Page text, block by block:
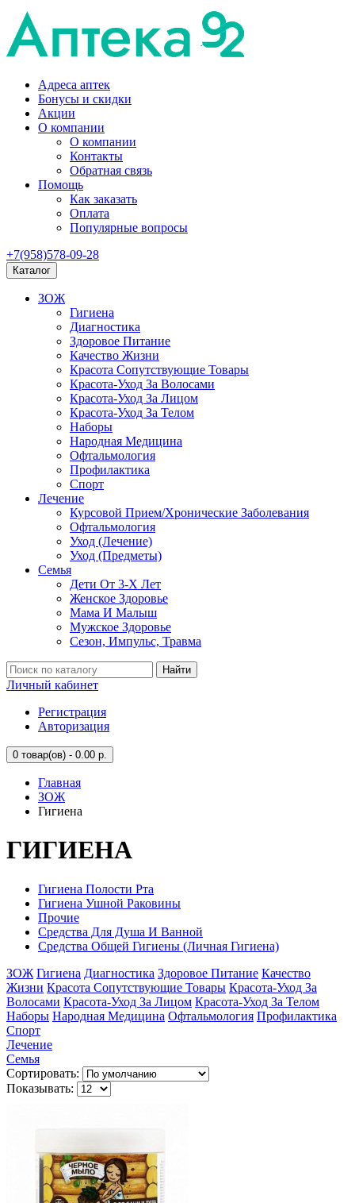
Адреса аптек
Бонусы и скидки
Акции
О компании
О компании
Контакты
Обратная связь
Помощь
Как заказать
Оплата
Популярные вопросы
+7(958)578-09-28
Каталог
ЗОЖ
Гигиена
Диагностика
Здоровое Питание
Качество Жизни
Красота Сопутствующие Товары
Красота-Уход За Волосами
Красота-Уход За Лицом
Красота-Уход За Телом
Наборы
Народная Медицина
Офтальмология
Профилактика
Спорт
Лечение
Курсовой Прием/Хронические Заболевания
Офтальмология
Уход (Лечение)
Уход (Предметы)
Семья
Дети От 3-Х Лет
Женское Здоровье
Мама И Малыш
Мужское Здоровье
Сезон, Импульс, Травма
Найти
Личный кабинет
Регистрация
Авторизация
0 товар(ов) - 0.00 р.
Главная
ЗОЖ
Гигиена
ГИГИЕНА
Гигиена Полости Рта
Гигиена Ушной Раковины
Прочие
Средства Для Душа И Ванной
Средства Общей Гигиены (Личная Гигиена)
ЗОЖ Гигиена Диагностика Здоровое Питание Качество
Жизни Красота Сопутствующие Товары Красота-Уход За
Волосами Красота-Уход За Лицом Красота-Уход За Телом
Наборы Народная Медицина Офтальмология Профилактика
Спорт
Лечение
Семья
Сортировать:
Показывать: